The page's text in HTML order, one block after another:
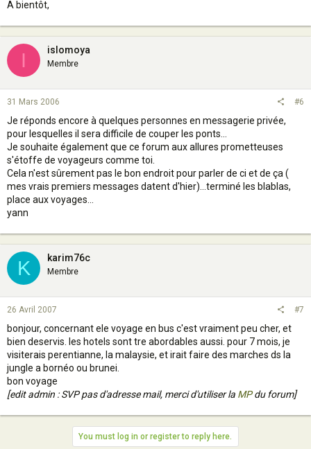
A bientôt,
I islomoya
Membre
31 Mars 2006 #6
Je réponds encore à quelques personnes en messagerie privée,
pour lesquelles il sera difficile de couper les ponts...
Je souhaite également que ce forum aux allures prometteuses
s'étoffe de voyageurs comme toi.
Cela n'est sûrement pas le bon endroit pour parler de ci et de ça (
mes vrais premiers messages datent d'hier)...terminé les blablas,
place aux voyages...
yann
K karim76c
Membre
26 Avril 2007 #7
bonjour, concernant ele voyage en bus c'est vraiment peu cher, et
bien deservis. les hotels sont tre abordables aussi. pour 7 mois, je
visiterais perentianne, la malaysie, et irait faire des marches ds la
jungle a bornéo ou brunei.
bon voyage
[edit admin : SVP pas d'adresse mail, merci d'utiliser la MPdu forum]
You must log in or register to reply here.